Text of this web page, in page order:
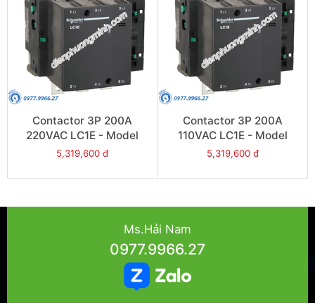
Contactor 3P 200A
220VAC LC1E - Model
LC1E200M6
5,319,600 đ
Contactor 3P 200A
110VAC LC1E - Model
LC1E200F6
5,319,600 đ
Ms.Hải Nam
0977.9966.27